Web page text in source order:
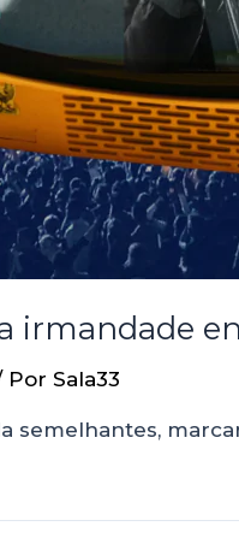
irmandade
Por Sala33
semelhantes,